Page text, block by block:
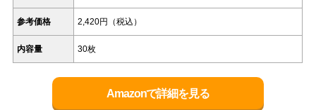
参考価格 2,420円（税込）
内容量 30枚
Amazonで詳細を見る